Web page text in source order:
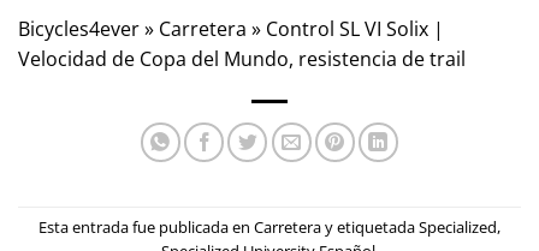
Bicycles4ever» Carretera » Control SL VI Solix |
Velocidad de Copa del Mundo, resistencia de trail
Esta entrada fue publicada en Carreteray etiquetadaSpecialized,